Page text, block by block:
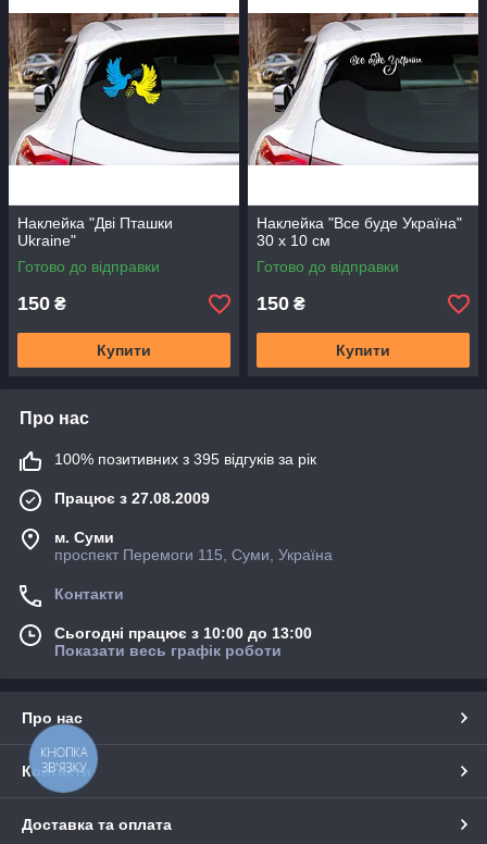
Наклейка "Дві Пташки
Ukraine"
Готово до відправки
150 ₴
Купити
Наклейка "Все буде Україна"
30 х 10 см
Готово до відправки
150 ₴
Купити
Про нас
100% позитивних з 395 відгуків за рік
Працює з 27.08.2009
м. Суми
проспект Перемоги 115, Суми, Україна
Контакти
Сьогодні працює з 10:00 до 13:00
Показати весь графік роботи
Про нас
Контакти
Доставка та оплата
КНОПКА
ЗВ'ЯЗКУ